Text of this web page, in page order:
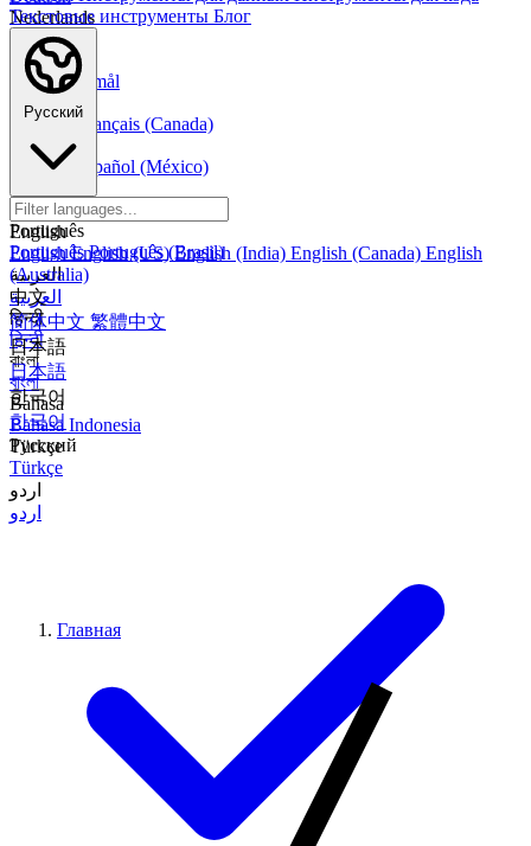
Nederlands
Nederlands
Norsk
Norsk Bokmål
Français
FrançaisFrançais (Canada)
Español
Español
Español (México)
Italiano
Português
PortuguêsPortuguês (Brasil)
العربية
العربية
हिन्दी
हिन्दी
বাংলা
বাংলা
Bahasa
Bahasa Indonesia
Türkçe
Türkçe
اردو
اردو
Текстовые инструменты Блог
Русский
English
EnglishEnglish (US)English (India) English (Canada) English
(Australia)
中文
简体中文 繁體中文
日本語
日本語
한국어
한국어
Русский
Главная